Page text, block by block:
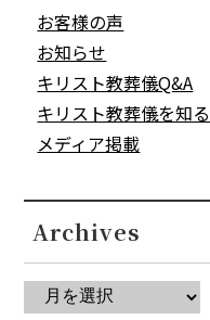
お客様の声
お知らせ
キリスト教葬儀Q&A
キリスト教葬儀を知る
メディア掲載
Archives